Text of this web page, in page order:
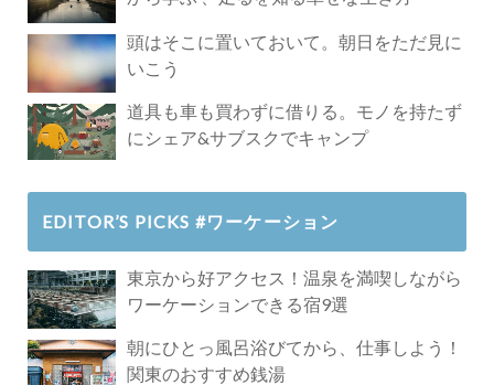
頭はそこに置いておいて。朝日をただ見に
いこう
道具も車も買わずに借りる。モノを持たず
にシェア&サブスクでキャンプ
EDITOR’S PICKS #ワーケーション
東京から好アクセス！温泉を満喫しながら
ワーケーションできる宿9選
朝にひとっ風呂浴びてから、仕事しよう！
関東のおすすめ銭湯